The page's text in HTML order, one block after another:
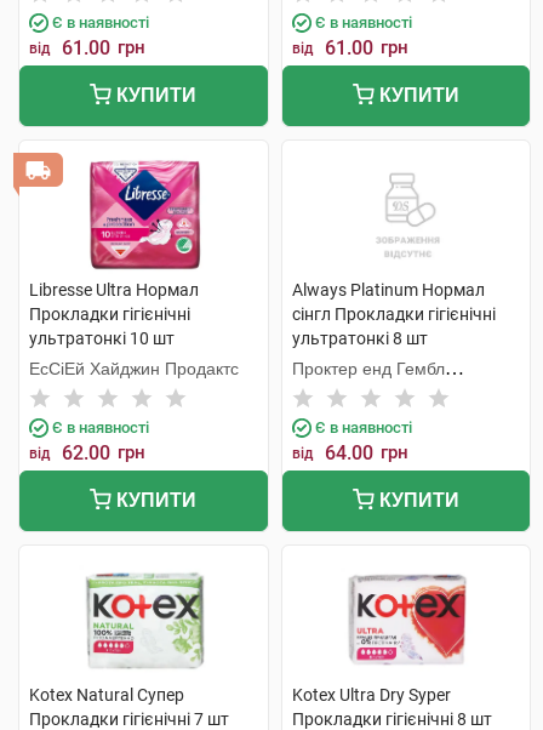
Є в наявності
від 61.00 грн
КУПИТИ
Є в наявності
від 61.00 грн
КУПИТИ
Libresse Ultra Нормал
Прокладки гігієнічні
ультратонкі 10 шт
ЕсСіЕй Хайджин Продактс
Є в наявності
від 62.00 грн
КУПИТИ
Always Platinum Нормал
сінгл Прокладки гігієнічні
ультратонкі 8 шт
Проктер енд Гембл
Мануфекчурінг
Є в наявності
від 64.00 грн
КУПИТИ
Kotex Natural Супер
Прокладки гігієнічні 7 шт
Kotex Ultra Dry Syper
Прокладки гігієнічні 8 шт